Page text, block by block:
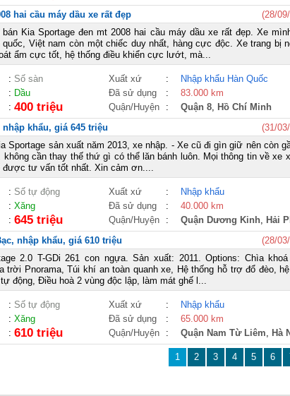
hai cầu máy dầu xe rất đẹp
(28/
bán Kia Sportage đen mt 2008 hai cầu máy dầu xe rất đẹp. Xe
quốc, Việt nam còn một chiếc duy nhất, hàng cực độc. Xe trang bị
ẩm cực tốt, hệ thống điều khiển cực lướt, mà...
: Số sàn Xuất xứ :
Nhập khẩu Hàn Quốc
: Dầu Đã sử dụng :
83.000 km
: 400 triệu Quận/Huyện : Quận 8, Hồ Chí Minh
nhập khẩu, giá 645 triệu
(31/
Sportage sản xuất năm 2013, xe nhập. - Xe cũ đi gìn giữ nên còn
không cần thay thế thứ gì có thể lăn bánh luôn. Mọi thông tin về xe
được tư vấn tốt nhất. Xin cảm ơn....
: Số tự động Xuất xứ :
Nhập khẩu
: Xăng Đã sử dụng :
40.000 km
: 645 triệu Quận/Huyện : Quận Dương Kinh, Hải
nhập khẩu, giá 610 triệu
(28/
2.0 T-GDi 261 con ngựa. Sản xuất: 2011. Options: Chìa
trời Pnorama, Túi khí an toàn quanh xe, Hệ thống hỗ trợ đổ đèo,
động, Điều hoà 2 vùng độc lập, làm mát ghế l...
: Số tự động Xuất xứ :
Nhập khẩu
: Xăng Đã sử dụng :
65.000 km
: 610 triệu Quận/Huyện : Quận Nam Từ Liêm, Hà
1 2 3 4 5 6